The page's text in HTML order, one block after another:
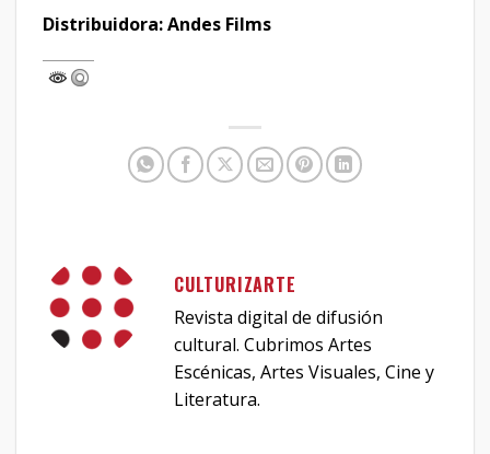
Distribuidora: Andes Films
CULTURIZARTE
Revista digital de difusión
cultural. Cubrimos Artes
Escénicas, Artes Visuales, Cine y
Literatura.